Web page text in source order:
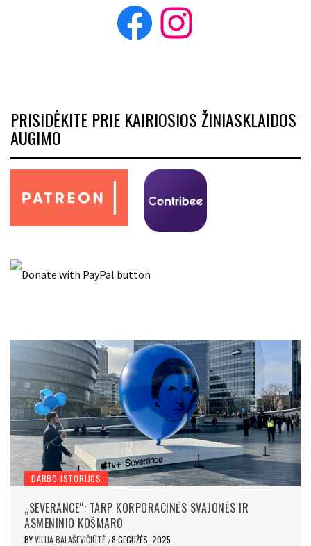
Facebook
Instagram
PRISIDĖKITE PRIE KAIRIOSIOS ŽINIASKLAIDOS
AUGIMO
DARBO ISTORIJOS
„SEVERANCE“: TARP KORPORACINĖS SVAJONĖS IR
ASMENINIO KOŠMARO
BYVILIJA BALAŠEVIČIŪTĖ /8 GEGUŽĖS, 2025